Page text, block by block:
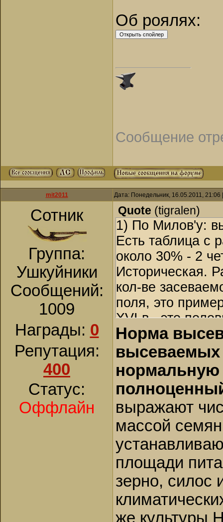
Об роялях:
Сообщение
mit2011 Дата: Понедельник, 16.05.2011,
Сотник
Группа:
Ушкуйники
Сообщений:
1009
Награды: 0
Репутация:
400
Статус:
Оффлайн
Quote (tigralen)
1) По Милов'у:
Есть таблица с
около 30% - 2
Историческая.
кол-ве
поля, это
XVI в., это
по больнице
Здравого
посева (>250
Это очень
четверти при
тонны. В общем,
Поэтому
использовали
утрированным.
посева
приходим к
"реалистичных"
в помойку. Т.е.
Норма
высеваемых
нормальную
выражают
массой
площади
зерно, силос
же культуры